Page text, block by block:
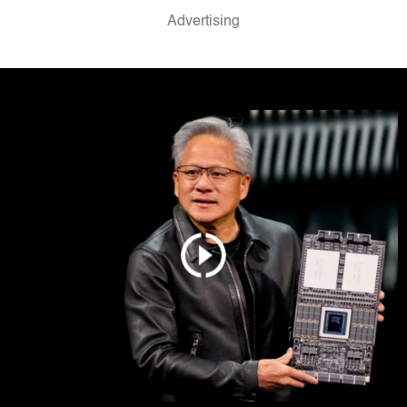
ја повлечете без негативни последици.